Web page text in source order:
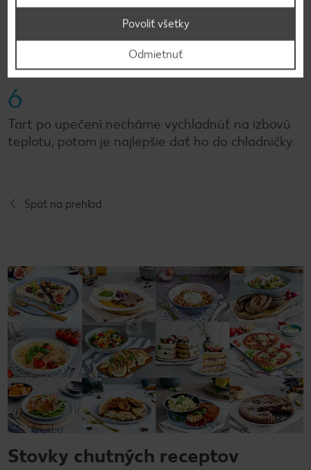
povrch naukladáme mesiačiky broskýň, posypeme
trochou trstinového cukru a vrátime na 15-20
minút do rúry.
6
Tart po upečení necháme vychladnúť na izbovú
teplotu, potom je najlepšie dať ho do chladničky.
Späť na prehľad
Stovky chutných receptov
Odmietnuť
Povoliť všetky